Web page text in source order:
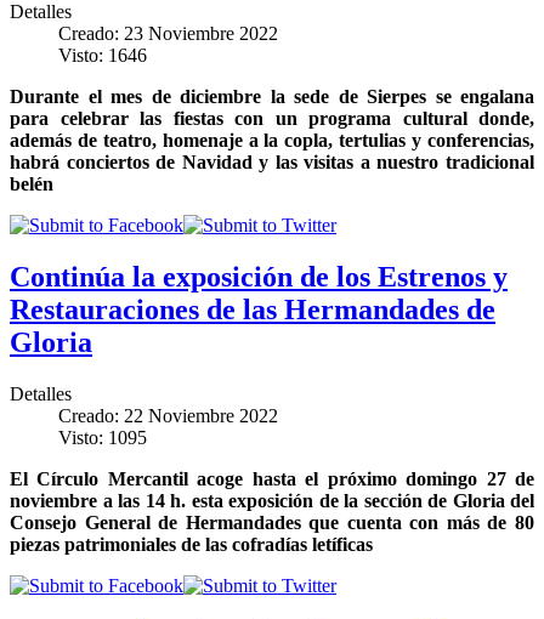
Detalles
Creado: 23 Noviembre 2022
Visto: 1646
Durante el mes de diciembre la sede de Sierpes se engalana
para celebrar las fiestas con un programa cultural donde,
además de teatro, homenaje a la copla, tertulias y conferencias,
habrá conciertos de Navidad y las visitas a nuestro tradicional
belén
Continúa la exposición de los Estrenos y
Restauraciones de las Hermandades de
Gloria
Detalles
Creado: 22 Noviembre 2022
Visto: 1095
El Círculo Mercantil acoge hasta el próximo domingo 27 de
noviembre a las 14 h. esta exposición de la sección de Gloria del
Consejo General de Hermandades que cuenta con más de 80
piezas patrimoniales de las cofradías letíficas